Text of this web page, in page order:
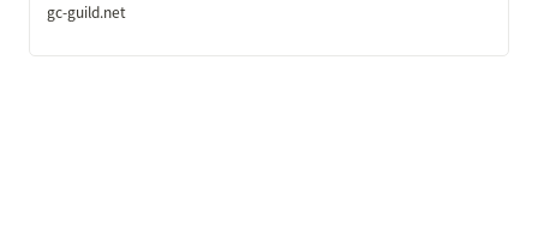
gc-guild.net